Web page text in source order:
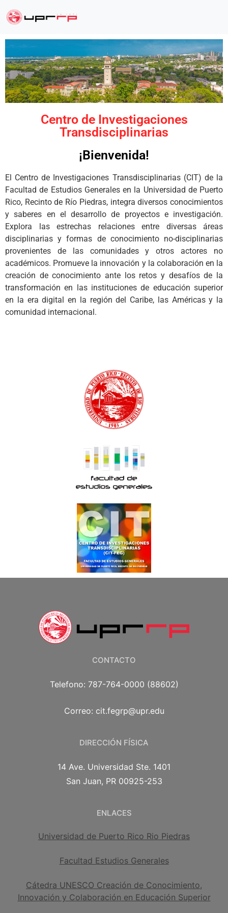
Centro de Investigaciones
Transdisciplinarias
¡Bienvenida!
El Centro de Investigaciones Transdisciplinarias(CIT) de la
Facultad de Estudios Generalesen la Universidad de Puerto
Rico, Recinto de Río Piedras, integra diversos conocimientos
y saberes en el desarrollo de proyectos e investigación.
Explora las estrechas relaciones entre diversas áreas
disciplinarias yformas de conocimiento no-disciplinarias
provenientes de las comunidades y otros actores no
académicos. Promueve la innovación y la colaboración en la
creación de conocimiento ante los retos y desafíosde la
transformación en las instituciones de educación superior
en la era digital en la región del Caribe, las Américas y la
comunidad internacional.
CONTACTO
Telefono: 787-764-0000 (88602)
Correo: cit.fegrp@upr.edu
DIRECCIÓN FÍSICA
14 Ave. Universidad Ste. 1401
San Juan, PR 00925-253
ENLACES
Universidad de Puerto Rico Rio Piedras
Facultad Estudios Generales
Cátedra UNESCO Creación de Conocimiento,
Innovación y Colaboración en Educación Superior